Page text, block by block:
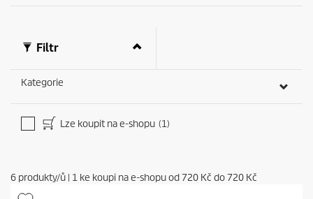
Filtr
Kategorie
Lze koupit na e-shopu (1)
6 produkty/ů | 1 ke koupi na e-shopu od720 Kč do720 Kč